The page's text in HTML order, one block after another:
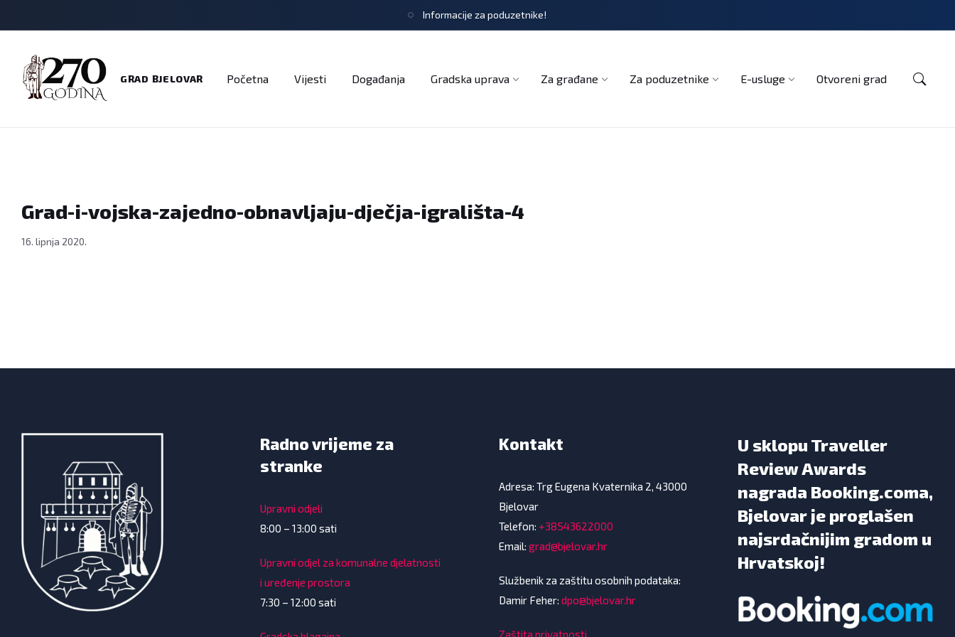
Informacije za poduzetnike!
GRAD BJELOVAR Početna Vijesti Događanja Gradska uprava Za građane Za poduzetnike E-usluge Otvoreni grad
Grad-i-vojska-zajedno-obnavljaju-dječja-igrališta-4
16. lipnja 2020.
Radno vrijeme za
stranke
Upravni odjeli
8:00 – 13:00 sati
Upravni odjel za komunalne djelatnosti
i uređenje prostora
7:30 – 12:00 sati
Kontakt
Adresa: Trg Eugena Kvaternika 2, 43000
Bjelovar
Telefon: +38543622000
Email: grad@bjelovar.hr
Službenik za zaštitu osobnih podataka:
Damir Feher: dpo@bjelovar.hr
U sklopu Traveller
Review Awards
nagrada Booking.coma,
Bjelovar je proglašen
najsrdačnijim gradom u
Hrvatskoj!